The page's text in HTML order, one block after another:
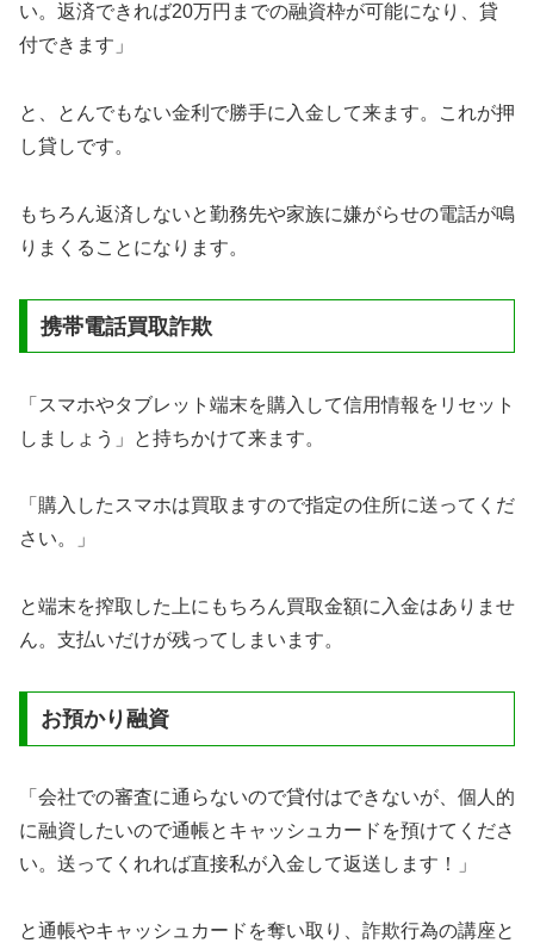
い。返済できれば20万円までの融資枠が可能になり、貸
付できます」
と、とんでもない金利で勝手に入金して来ます。これが押
し貸しです。
もちろん返済しないと勤務先や家族に嫌がらせの電話が鳴
りまくることになります。
携帯電話買取詐欺
「スマホやタブレット端末を購入して信用情報をリセット
しましょう」と持ちかけて来ます。
「購入したスマホは買取ますので指定の住所に送ってくだ
さい。」
と端末を搾取した上にもちろん買取金額に入金はありませ
ん。支払いだけが残ってしまいます。
お預かり融資
「会社での審査に通らないので貸付はできないが、個人的
に融資したいので通帳とキャッシュカードを預けてくださ
い。送ってくれれば直接私が入金して返送します！」
と通帳やキャッシュカードを奪い取り、詐欺行為の講座と